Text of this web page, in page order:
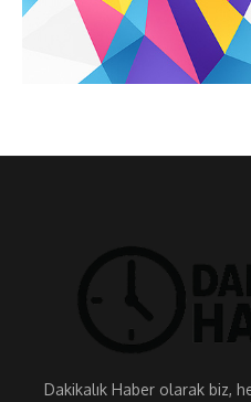
Dakikalık Haber olarak biz,